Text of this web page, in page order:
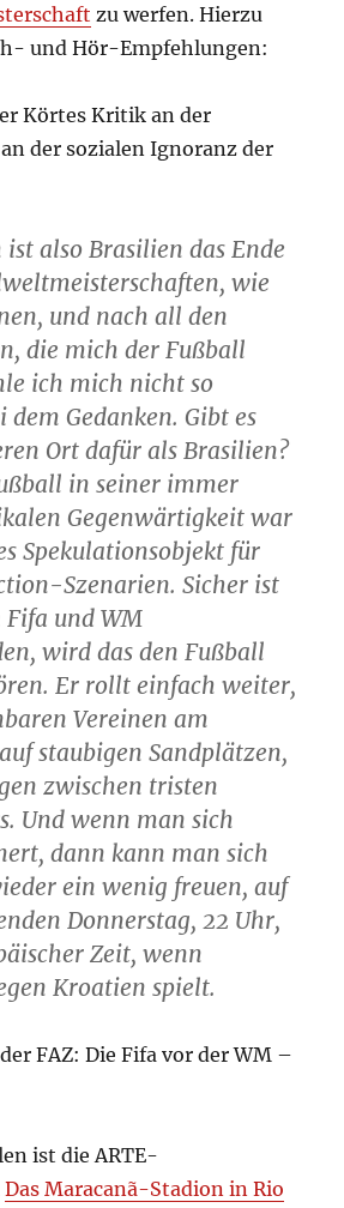
zu werfen. Hierzu
und Hör-Empfehlungen:
Körtes Kritik an der
der sozialen Ignoranz der
also Brasilien das Ende
wie
und nach all den
die mich der Fußball
ich mich nicht so
dem Gedanken. Gibt es
Ort dafür als Brasilien?
in seiner immer
Gegenwärtigkeit war
Spekulationsobjekt für
Szenarien. Sicher ist
Fifa und WM
wird das den Fußball
Er rollt einfach weiter,
Vereinen am
staubigen Sandplätzen,
zwischen tristen
Und wenn man sich
dann kann man sich
ein wenig freuen, auf
Donnerstag, 22 Uhr,
Zeit, wenn
Kroatien spielt.
FAZ: Die Fifa vor der WM –
ist die ARTE-
Das Maracanã-Stadion in Rio